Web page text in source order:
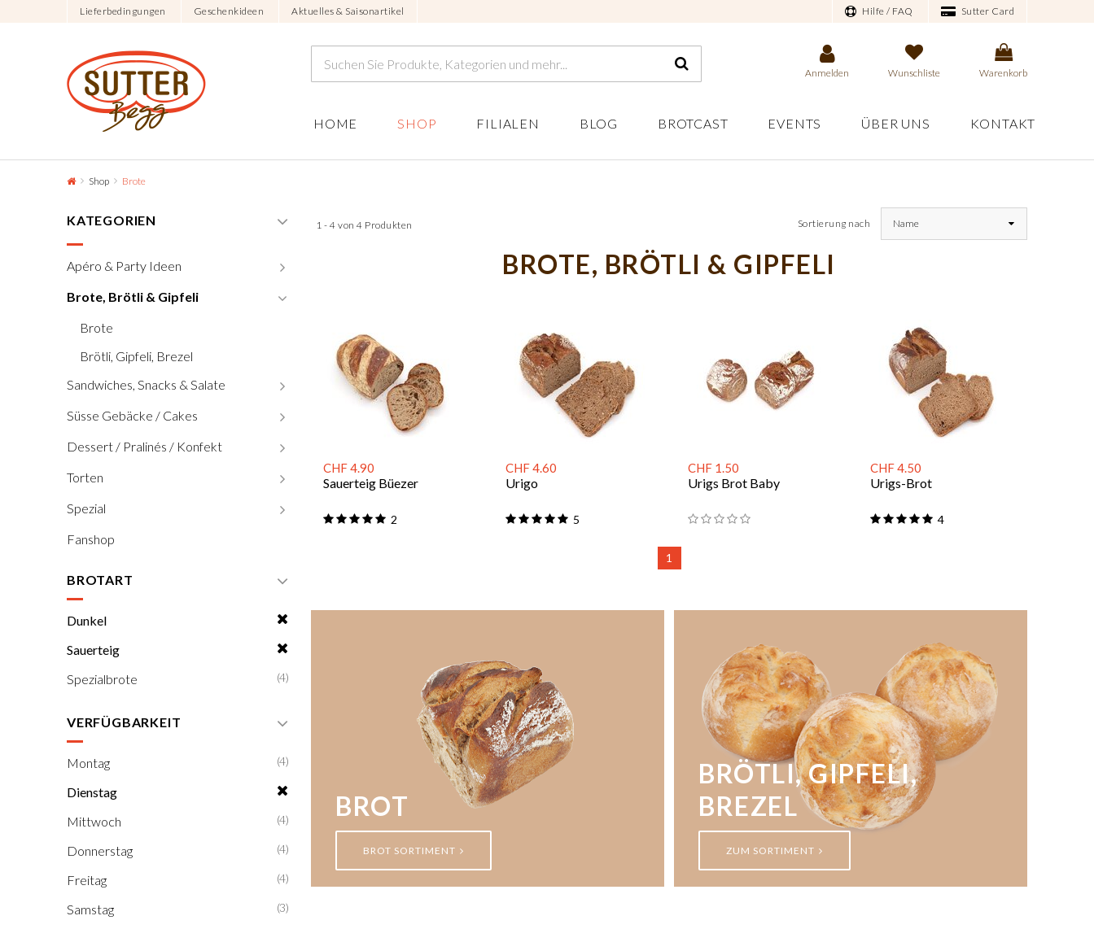
Lieferbedingungen Geschenkideen Aktuelles & Saisonartikel Hilfe / FAQ Sutter Card
Anmelden Wunschliste Warenkorb
HOME SHOP FILIALEN BLOG BROTCAST EVENTS ÜBER UNS KONTAKT
Shop Brote
KATEGORIEN
Apéro & Party Ideen
Brote, Brötli & Gipfeli
Brote
Brötli, Gipfeli, Brezel
Sandwiches, Snacks & Salate
Süsse Gebäcke / Cakes
Dessert / Pralinés / Konfekt
Torten
Spezial
Fanshop
BROTART
Dunkel
Sauerteig
Spezialbrote
(4)
VERFÜGBARKEIT
Montag (4)
Dienstag
Mittwoch
(4)
Donnerstag (4)
Freitag (4)
Samstag (3)
1 - 4 von 4 Produkten Sortierung nach Name
BROTE, BRÖTLI & GIPFELI
CHF 4.90
Sauerteig Büezer
2
CHF 4.60
Urigo
5
CHF 1.50
Urigs Brot Baby
CHF 4.50
Urigs-Brot
4
1
BROT
BROT SORTIMENT
BRÖTLI, GIPFELI,
BREZEL
ZUM SORTIMENT